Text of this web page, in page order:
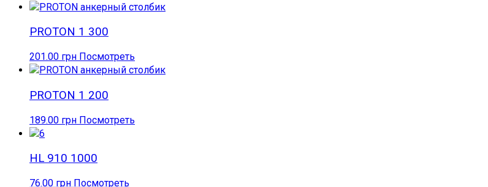
PROTON 1 300
201.00 грн Посмотреть
PROTON 1 200
189.00 грн Посмотреть
HL 910 1000
76.00 грн Посмотреть